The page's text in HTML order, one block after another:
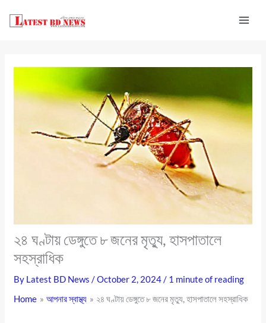
২৪ ঘণ্টায় ডেঙ্গুতে ৮ জনের মৃত্যু, হাসপাতালে
সহস্রাধিক
By Latest BD News /October 2, 2024 / 1 minute of reading
Home
আপনার স্বাস্থ্য ২৪ ঘণ্টায় ডেঙ্গুতে ৮ জনের মৃত্যু, হাসপাতালে সহস্রাধিক